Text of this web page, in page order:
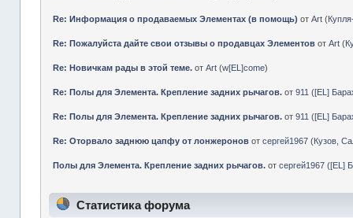
Re: Информация о продаваемых Элементах (в помощь) отArt (
Re: Пожалуйста дайте свои отзывы о продавцах Элементов отArt (
Re: Новичкам рады в этой теме. отArt (w[EL]come)
Re: Полы для Элемента. Крепление задних рычагов. от911 ([EL]
Re: Полы для Элемента. Крепление задних рычагов. от911 ([EL]
Re: Оторвало заднюю цапфу от лонжеронов отсергей1967 (Кузов,
Полы для Элемента. Крепление задних рычагов. отсергей1967 ([EL]
Статистика форума